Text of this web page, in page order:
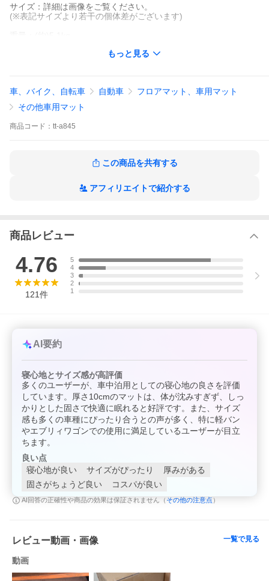
サイズ：詳細は画像をご覧ください。
(※表記サイズより若干の個体差がございます)
※合成皮革生地はお洗濯できません。
※中材カバーは取り外しやお洗濯はできません。
日本製
沖縄県や離島への配送は行っておりません。ご注文いただいた場
屋外・室内問わず様々なシーンでご利用いただけます。
レス コンパクト 腰痛対策 折りたたみマットレス コンパクト 1人
用マットレス ミルトン マットレス
もっと見る
車、バイク、自転車 自動車
フロアマット、車用マット
その他車用マット
商品 コード： tt-a845
この商品を共有する
アフィリエイトで紹介する
商品レビュー
4.76
121件
5
4
3
2
1
AI要約
寝心地とサイズ感が高評価
多くのユーザーが、車中泊用としての寝心地の良さを評価
しています。厚さ10cmのマットは、体が沈みすぎず、しっ
かりとした固さで快適に眠れると好評です。また、サイズ
感も多くの車種にぴったり合うとの声が多く、特に軽バン
やエブリィワゴンでの使用に満足しているユーザーが目立
ちます。
良い点
寝心地が良い
サイズがぴったり
厚みがある
固さがちょうど良い
コスパが良い
AI回答の正確性や商品の効果は保証されません（ その他の注意点 ）
レビュー動画・画像 一覧で見る
動画